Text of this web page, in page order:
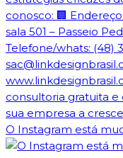
O Instagram está